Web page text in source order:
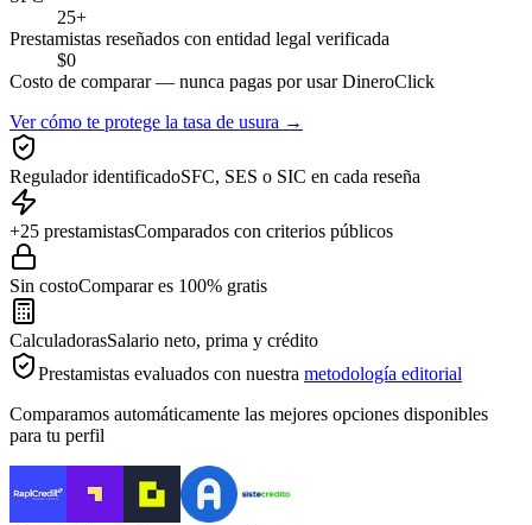
25+
Prestamistas reseñados con entidad legal verificada
$0
Costo de comparar — nunca pagas por usar DineroClick
Ver cómo te protege la tasa de usura →
Regulador identificadoSFC, SES o SIC en cada reseña
+25 prestamistasComparados con criterios públicos
Sin costoComparar es 100% gratis
CalculadorasSalario neto, prima y crédito
Prestamistas evaluados con nuestra metodología editorial
Comparamos automáticamente las mejores opciones disponibles
para tu perfil